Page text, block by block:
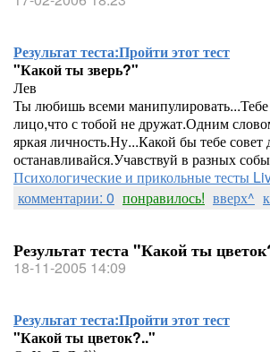
Результат теста:Пройти этот тест
"Какой ты зверь?"
Лев
Ты любишь всеми манипулировать...Тебе
лицо,что с тобой не дружат.Одним
яркая личность.Ну...Какой бы тебе совет
останавливайся.Учавствуй в разных
Психологические и прикольные тесты
комментарии: 0 понравилось! вверх^
Результат теста "Какой ты
18-11-2005 14:09
Результат теста:Пройти этот тест
"Какой ты цветок?.."